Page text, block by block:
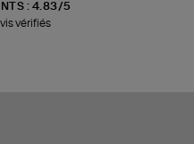
: 4.83/5
vérifiés